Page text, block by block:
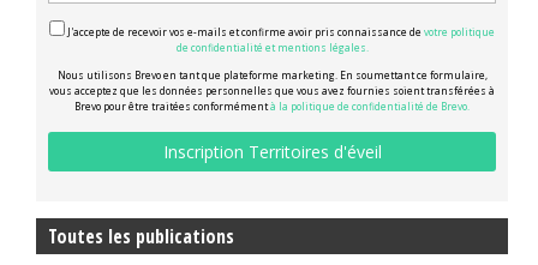
J'accepte de recevoir vos e-mails et confirme avoir pris connaissance de votre politique
de confidentialité et mentions légales.
Nous utilisons Brevo en tant que plateforme marketing. En soumettant ce formulaire,
vous acceptez que les données personnelles que vous avez fournies soient transférées à
Brevo pour être traitées conformémentà la politique de confidentialité de Brevo.
Toutes les publications